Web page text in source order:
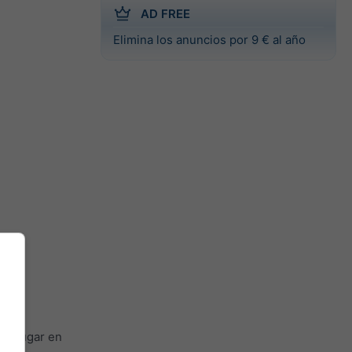
AD FREE
Elimina los anuncios por 9 € al año
lugar en